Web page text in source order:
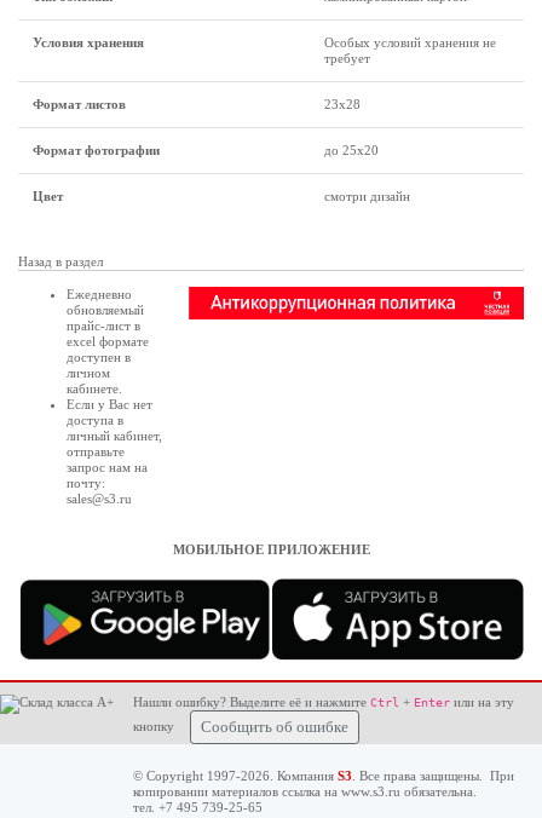
Условия хранения
Особых условий хранения не
требует
Формат листов 23х28
Формат фотографии до 25х20
Цвет смотри дизайн
Назад в раздел
Ежедневно
обновляемый
прайс-лист в
excel формате
доступен в
личном
кабинете
Если у Вас нет
доступа в
личный кабинет,
отправьте
запрос нам на
почту:
sales@s3.ru
МОБИЛЬНОЕ ПРИЛОЖЕНИЕ
Нашли ошибку? Выделите её и нажмите Ctrl + Enter или на эту
кнопку
Сообщить об ошибке
© Copyright 1997-2026. Компания S3 . Все права защищены. При
копировании материалов ссылка на www.s3.ru обязательна.
тел. +7 495 739-25-65